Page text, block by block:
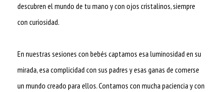
descubren el mundo de tu mano y con ojos cristalinos, siempre
con curiosidad.
En nuestras sesiones con bebés captamos esa luminosidad en su
mirada, esa complicidad con sus padres y esas ganas de comerse
un mundo creado para ellos. Contamos con mucha paciencia y con